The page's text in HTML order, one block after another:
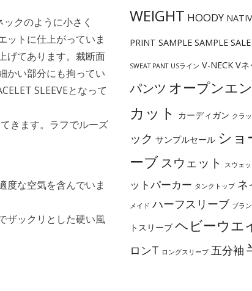
クのように小さく
ットに仕上がっていま
げてあります。裁断面
かい部分にも拘ってい
SLEEVEとなって
きます。ラフでルーズ
度な空気を含んでいま
ザックリとした硬い風
WEIGHT HOODY
PRINT SAMPLE SAMPLE SALE
SWEAT PANT USライン V-NECK Vネ
パンツ オープンエ
カット カーディガン クラ
ック サンプルセール ショ
ーブスウェット スウェ
ットパーカー タンクトップ ネ
メイド ハーフスリーブ ブラ
トスリーブ ヘビーウエ
ロンT ロングスリーブ 五分袖